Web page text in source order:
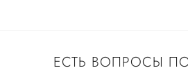
ЕСТЬ ВОПРОСЫ